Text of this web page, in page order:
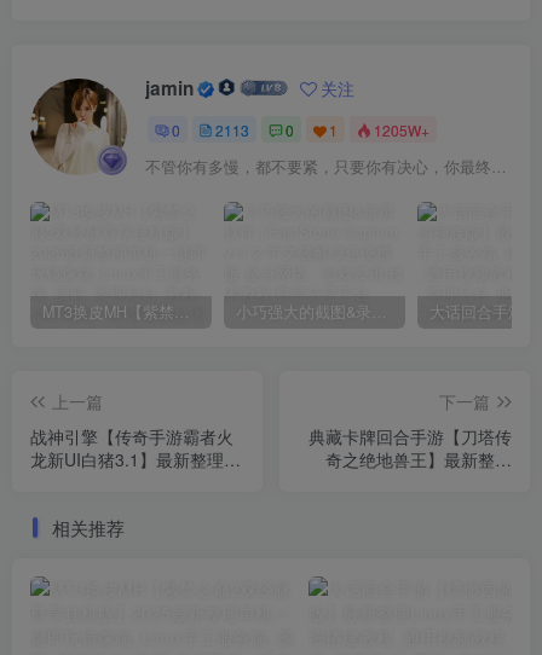
jamin 关注
0 2113 0 1 1205W+
不管你有多慢，都不要紧，只要你有决心，你最终都会到达想去的地方
MT3换皮MH【紫禁之巅2双经脉尊享挂机版】2025最新整理单机一键即玩镜像端_Linux手工服务端_源码_管理后台_教程 小巧强大的截图&录屏软件 | FastStone Capture v11.2 中文破解绿色便携版
上一篇
战神引擎【传奇手游霸者火
龙新UI白猪3.1】最新整理
细搭建教程
下一篇
典藏卡牌回合手游【刀塔传
奇之绝地兽王】最新整理
相关推荐